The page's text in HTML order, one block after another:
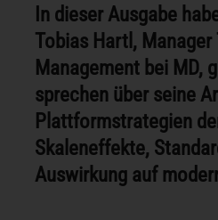
In dieser Ausgabe
Tobias Hartl,
Management bei MD,
sprechen über seine
Plattformstrategien
Skaleneffekte,
Auswirkung auf